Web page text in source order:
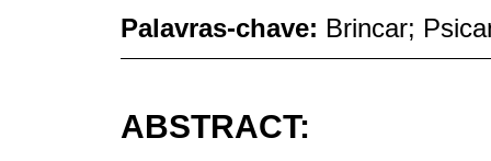
Palavras-chave: Brincar;
ABSTRACT: